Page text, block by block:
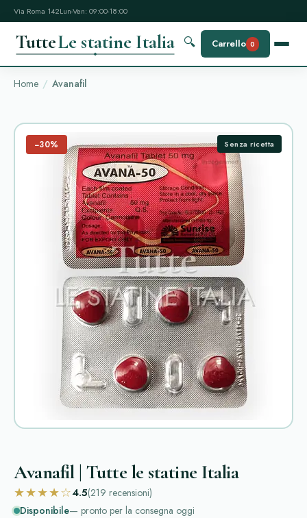
Via Roma 142Lun-Ven: 09:00-18:00
TutteLe statine Italia 🔍 Carrello 0
Home Avanafil
−30% Senza ricetta
Avanafil | Tutte le statine Italia
★★★★☆4.5(219 recensioni)
Disponibile— pronto per la consegna oggi